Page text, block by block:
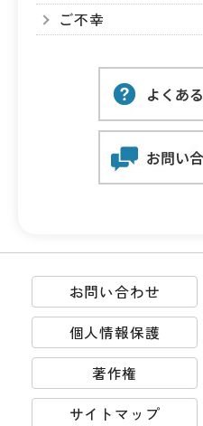
ご不幸
お問い合わせ
個人情報保護
著作権
サイトマップ